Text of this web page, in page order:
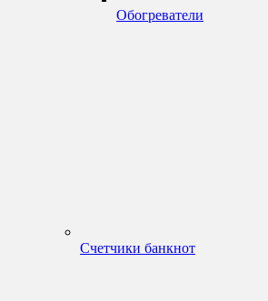
Обогреватели
Счетчики банкнот